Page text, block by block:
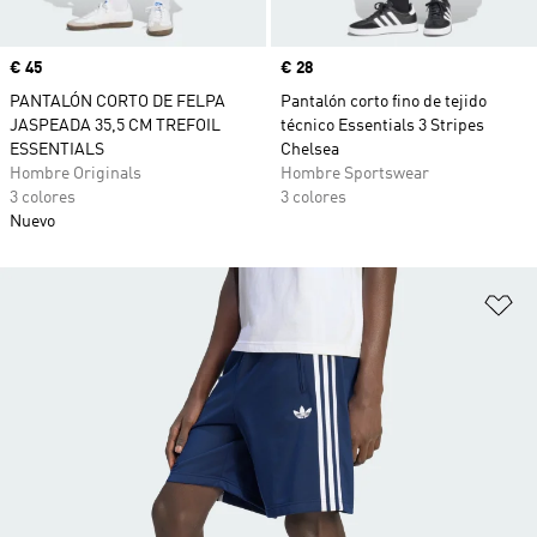
Precio
€ 45
PANTALÓN CORTO DE FELPA
JASPEADA 35,5 CM TREFOIL
ESSENTIALS
Hombre Originals
3 colores
Nuevo
Precio
€ 28
Pantalón corto fino de tejido
técnico Essentials 3 Stripes
Chelsea
Hombre Sportswear
3 colores